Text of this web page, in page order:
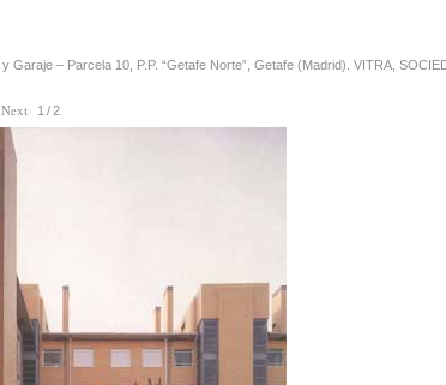
y Garaje – Parcela 10, P.P. “Getafe Norte”, Getafe (Madrid). VITRA,
Next 1/2